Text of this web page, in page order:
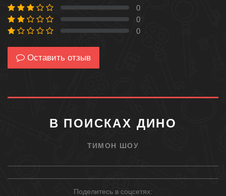
0 % 0
0 % 0
0 % 0
Оставить отзыв
В ПОИСКАХ ДИНО
ТИМОН ШОУ
Поделитесь в соцсетях: